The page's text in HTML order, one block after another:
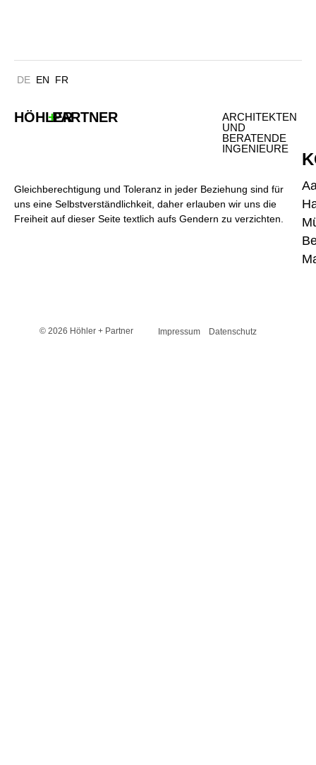
DE EN FR
HÖHLER
+PARTNER
ARCHITEKTEN
UND
BERATENDE
INGENIEURE
Gleichberechtigung und Toleranz in jeder Beziehung sind für
uns eine Selbstverständlichkeit, daher erlauben wir uns die
Freiheit auf dieser Seite textlich aufs Gendern zu verzichten.
© 2026 Höhler + Partner Impressum Datenschutz